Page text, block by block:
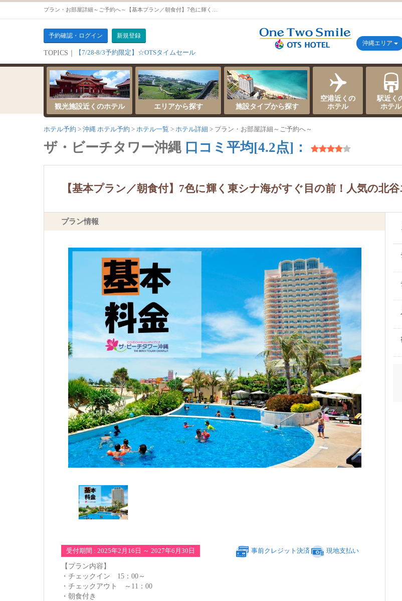
予約確認・ログイン 新規登録
TOPICS｜ 【7/28-8/3予約限定】☆OTSタイムセール
沖縄エリア
観光施設近くのホテル エリアから探す 施設タイプから探す
空港近くの
ホテル
駅近く
ホテル
ホテル予約 沖縄 ホテル予約 ホテル一覧 ホテル詳細 プラン・お部屋詳細～ご予約へ～
ザ・ビーチタワー沖縄 口コミ平均[4.2点]：
【基本プラン／朝食付】7色に輝く東シナ海がすぐ目の前！人気の北
プラン情報
受付期間 : 2025年2月16日 ～ 2027年6月30日 事前クレジット決済 現地支払い
【プラン内容】
・チェックイン 15：00～
・チェックアウト ～11：00
・朝食付き